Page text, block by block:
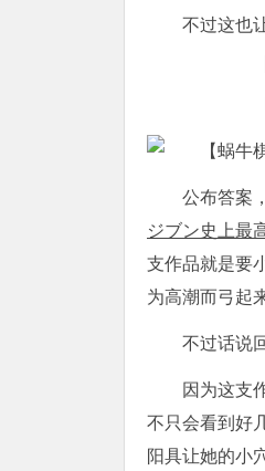
不过这也
公布答案
ジブン史上最
支作品就是要
为高潮而弓起
不过话说
因为这支
不只会看到好
阳具让她的小